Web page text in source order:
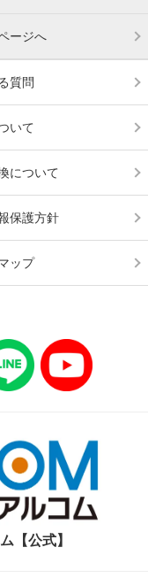
ージへ
質問
いて
について
保護方針
ップ
【公式】